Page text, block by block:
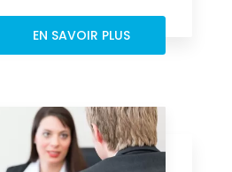
EN SAVOIR PLUS